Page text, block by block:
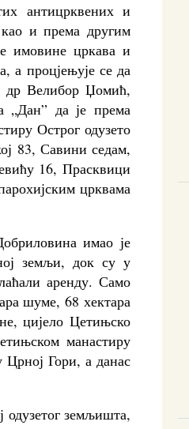
антицрквених и
и према другим
имовине цркава и
а процјењује се да
др Велибор Џомић,
„Дан” да је према
Острог одузето
83, Савини седам,
16, Прасквици
црквама
имао је
земљи, док су у
аренду. Само
шуме, 68 хектара
цијело Цетињско
манастиру
Црној Гори, а данас
одузетог земљишта,